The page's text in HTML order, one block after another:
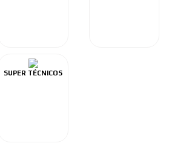
SUPER TÉCNICOS